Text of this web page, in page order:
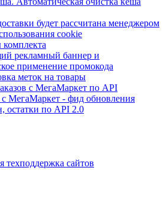
будет рассчитана менеджером
cookie
комплекта
рекламный баннер и
применение промокода
меток на товары
с МегаМаркет по API
МегаМаркет - фид обновления
остатки по API 2.0
техподдержка сайтов